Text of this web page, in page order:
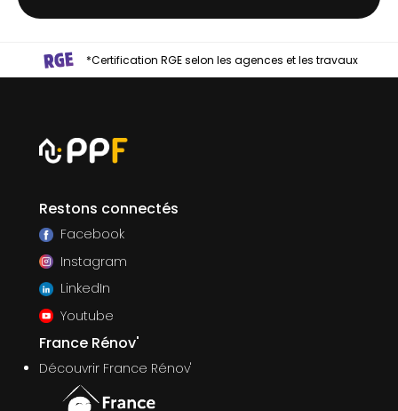
*Certification RGE selon les agences et les travaux
Restons connectés
Facebook
Instagram
LinkedIn
Youtube
France Rénov'
Découvrir France Rénov'